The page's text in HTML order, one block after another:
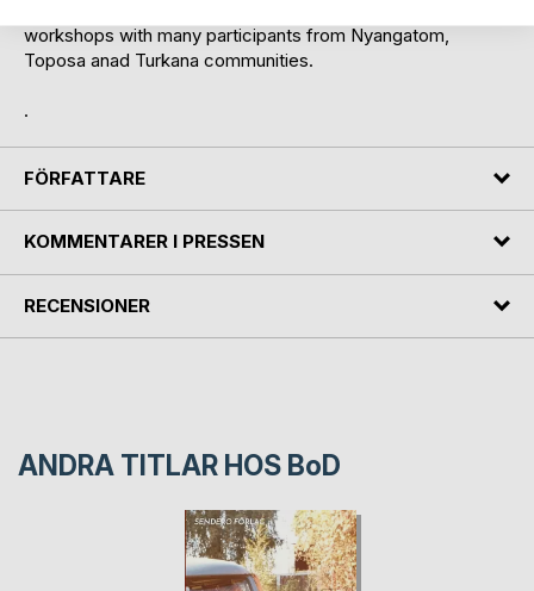
workshops with many participants from Nyangatom,
Toposa anad Turkana communities.
.
FÖRFATTARE
KOMMENTARER I PRESSEN
RECENSIONER
ANDRA TITLAR HOS BoD